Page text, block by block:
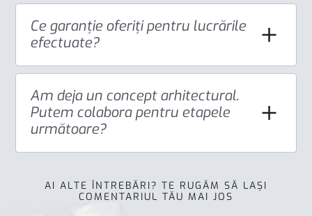
Ce garanție oferiți pentru lucrările
efectuate?
Am deja un concept arhitectural.
Putem colabora pentru etapele
următoare?
AI ALTE ÎNTREBĂRI? TE RUGĂM SĂ LAȘI
COMENTARIUL TĂU MAI JOS